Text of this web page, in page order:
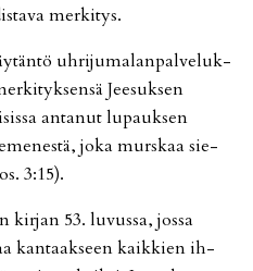
mer­ki­tys.
uh­ri­ju­ma­lan­pal­ve­luk­
Jee­suk­sen
an­ta­nut lu­pauk­sen
joka murs­kaa sie­
3:15).
kir­jan 53. lu­vus­sa, jos­sa
kan­taak­seen kaik­kien ih­